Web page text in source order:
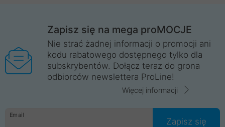
Zapisz się na mega proMOCJE
Nie strać żadnej informacji o promocji ani
kodu rabatowego dostępnego tylko dla
subskrybentów. Dołącz teraz do grona
odbiorców newslettera ProLine!
Więcej informacji
Email
Zapisz się